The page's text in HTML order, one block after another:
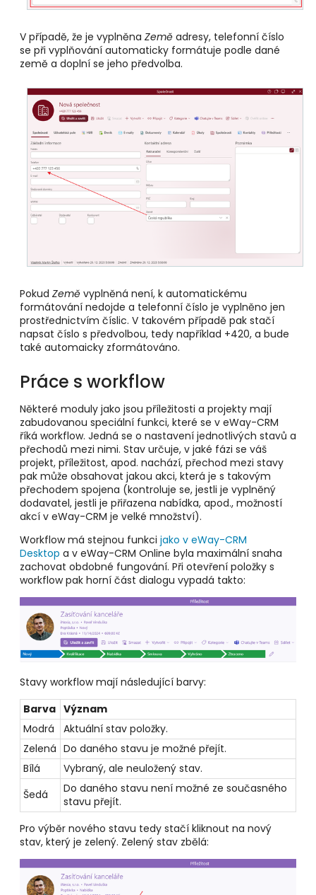
V případě, že je vyplněna Země adresy, telefonní číslo
se při vyplňování automaticky formátuje podle dané
země a doplní se jeho předvolba.
Pokud Země vyplněná není, k automatickému
formátování nedojde a telefonní číslo je vyplněno jen
prostřednictvím číslic. V takovém případě pak stačí
napsat číslo s předvolbou, tedy například +420, a bude
také automaicky zformátováno.
Práce s workflow
Některé moduly jako jsou příležitosti a projekty mají
zabudovanou speciální funkci, které se v eWay-CRM
říká workflow. Jedná se o nastavení jednotlivých stavů a
přechodů mezi nimi. Stav určuje, v jaké fázi se váš
projekt, příležitost, apod. nachází, přechod mezi stavy
pak může obsahovat jakou akci, která je s takovým
přechodem spojena (kontroluje se, jestli je vyplněný
dodavatel, jestli je přiřazena nabídka, apod., možností
akcí v eWay-CRM je velké množství).
Workflow má stejnou funkci jako v eWay-CRM
Desktop a v eWay-CRM Online byla maximální snaha
zachovat obdobné fungování. Při otevření položky s
workflow pak horní část dialogu vypadá takto:
Stavy workflow mají následující barvy:
Barva Význam
Modrá
Aktuální stav položky.
Zelená Do daného stavu je možné přejít.
Bílá
Vybraný, ale neuložený stav.
Šedá
Do daného stavu není možné ze současného
stavu přejít.
Pro výběr nového stavu tedy stačí kliknout na nový
stav, který je zelený. Zelený stav zbělá: